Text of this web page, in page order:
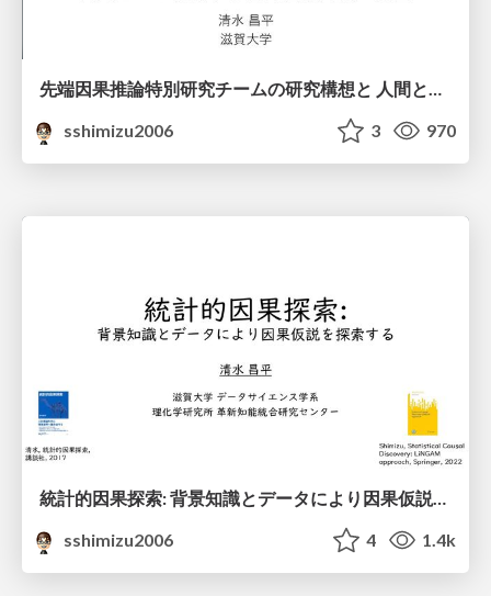
先端因果推論特別研究チームの研究構想と 人間とAIが協働する自律因果探索の展望
sshimizu2006
3 970
sshimizu2006
4 1.4k